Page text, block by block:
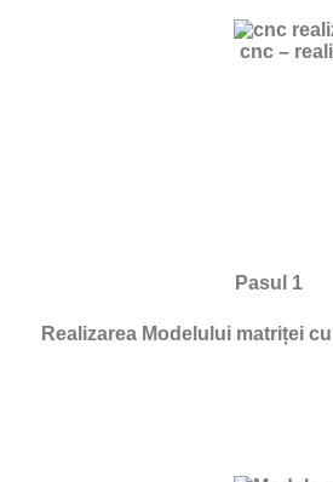
cnc –
Pasul 1
Realizarea Modelului matriței